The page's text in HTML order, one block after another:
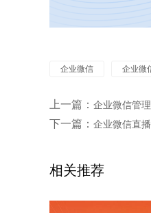
企业微信 企业微
上一篇： 企业微信管
下一篇： 企业微信直
相关推荐